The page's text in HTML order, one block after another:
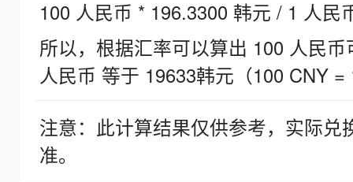
100 人民币 * 196.3300 韩元 / 1 人民
所以，根据汇率可以算出 100 人民
人民币 等于 19633韩元（100 CNY =
注意：此计算结果仅供参考，实际
准。